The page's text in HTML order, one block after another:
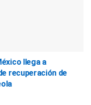
llega a
recuperación de